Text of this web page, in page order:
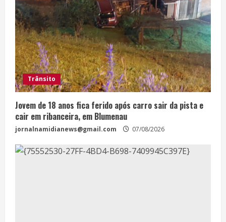
Trânsito
Jovem de 18 anos fica ferido após carro sair da pista e
cair em ribanceira, em Blumenau
jornalnamidianews@gmail.com 07/08/2026